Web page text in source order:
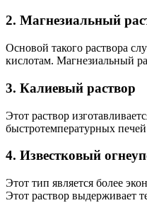
2. Магнезиальный
Основой такого раствора
кислотам. Магнезиальный
3. Калиевый раствор
Этот раствор
быстротемпературных
4. Известковый
Этот тип является более
Этот раствор выдерживает